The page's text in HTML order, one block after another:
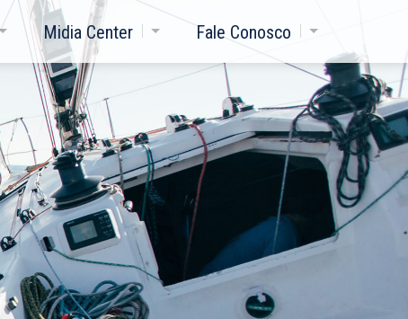
Midia Center Fale Conosco